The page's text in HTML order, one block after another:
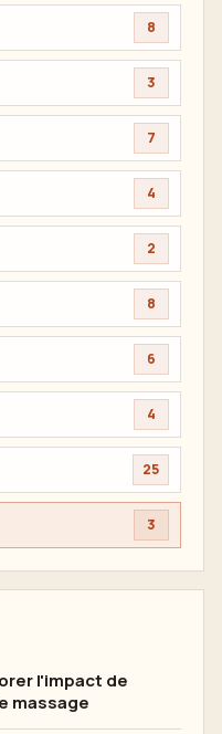
8
3
7
4
2
8
6
4
25
3
l'impact de
massage